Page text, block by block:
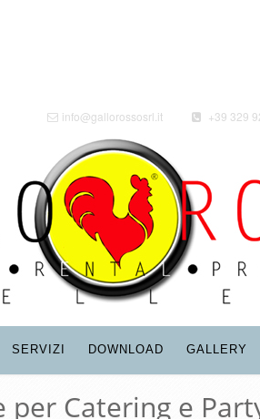
info@gallorossosrl.it +39 329
SERVIZI DOWNLOAD GALLERY
Catering e